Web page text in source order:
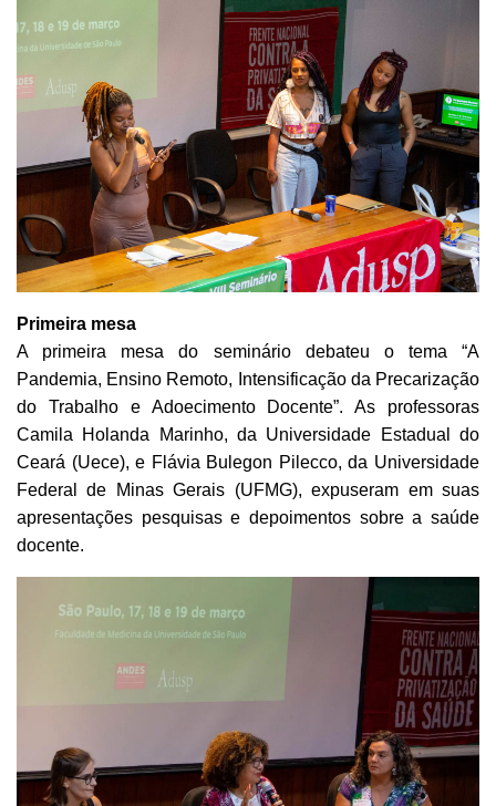
Primeira mesa
A primeira mesa do seminário debateu o tema “A
Pandemia, Ensino Remoto, Intensificação da Precarização
do Trabalho e Adoecimento Docente”. As professoras
Camila Holanda Marinho, da Universidade Estadual do
Ceará (Uece), e Flávia Bulegon Pilecco, da Universidade
Federal de Minas Gerais (UFMG), expuseram em suas
apresentações pesquisas e depoimentos sobre a saúde
docente.